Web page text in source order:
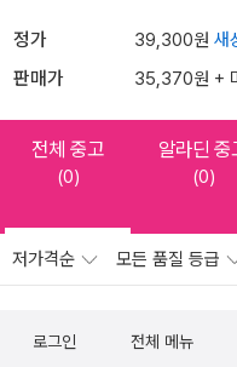
정가 39,300원 새
판매가 35,370원 +
전체 중고
(0)
알라딘 중
(0)
저가격순 모든 품질 등급
로그인 전체 메뉴